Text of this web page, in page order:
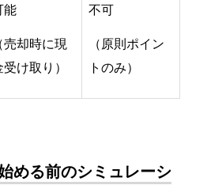
能
（売却時に現
け取り）
不可
（原則ポイン
トのみ）
める前のシミュレーシ